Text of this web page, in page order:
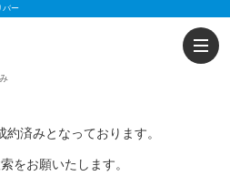
バー
済みとなっております。
をお願いたします。